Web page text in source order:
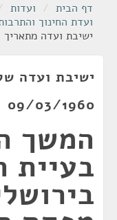
דף הבית / ועדות
ועדת החינוך
ישיבת ועדה מתאריך 09/03/1960
09/03/1960
המשך
בעיית